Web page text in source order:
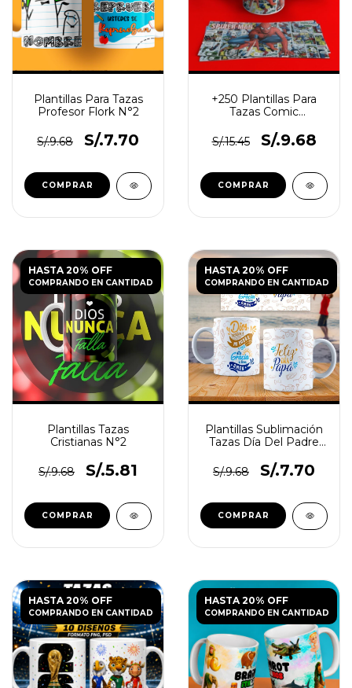
Plantillas Para Tazas
Profesor Flork N°2
S/.9.68 S/.7.70
+250 Plantillas Para
Tazas Comic
S/.15.45
S/.9.68
HASTA 20% OFF
COMPRANDO EN CANTIDAD
Plantillas Tazas
Cristianas N°2
S/.9.68 S/.5.81
HASTA 20% OFF
COMPRANDO EN CANTIDAD
Plantillas Sublimación
Tazas Día Del Padre
S/.9.68
S/.7.70
HASTA 20% OFF
COMPRANDO EN CANTIDAD
HASTA 20% OFF
COMPRANDO EN CANTIDAD